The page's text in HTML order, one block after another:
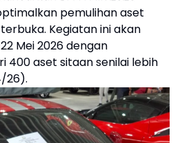
pemulihan aset
Kegiatan ini akan
Mei 2026 dengan
400 aset sitaan senilai lebih
26).